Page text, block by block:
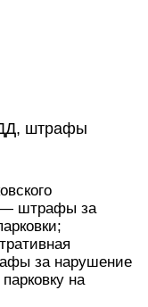
штрафы
— штрафы за
за нарушение
на